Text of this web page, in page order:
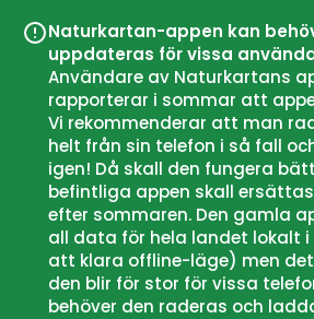
Naturkartan-appen kan
uppdateras för vissa
Användare av Naturkartans
rapporterar i sommar att
Vi rekommenderar att man
helt från sin telefon i så fall
igen! Då skall den fungera
befintliga appen skall
efter sommaren. Den gamla
all data för hela landet lokalt
att klara offline-läge) men
den blir för stor för vissa
behöver den raderas och